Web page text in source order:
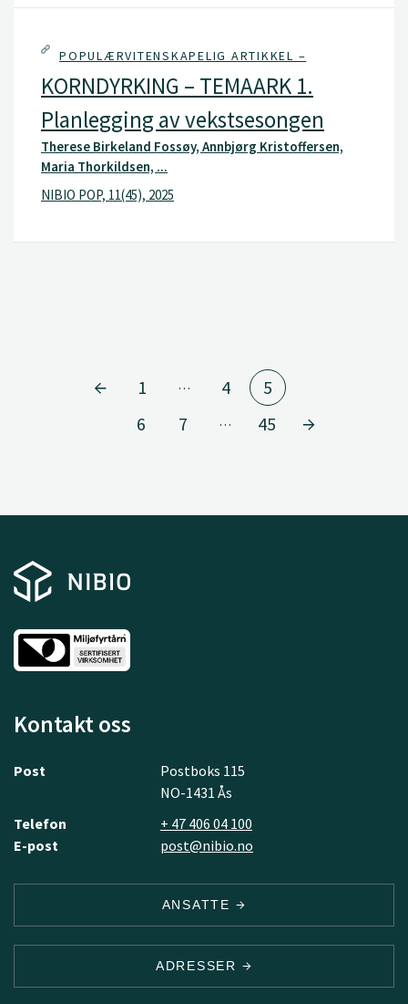
POPULÆRVITENSKAPELIG ARTIKKEL –
KORNDYRKING – TEMAARK 1.
Planlegging av vekstsesongen
Therese Birkeland Fossøy, Annbjørg Kristoffersen,
Maria Thorkildsen, ...
NIBIO POP, 11(45), 2025
1 … 4
5
6
7 … 45
Kontakt oss
Post
Postboks 115
NO-1431 Ås
Telefon
+ 47 406 04 100
E-post
post@nibio.no
ANSATTE
ADRESSER